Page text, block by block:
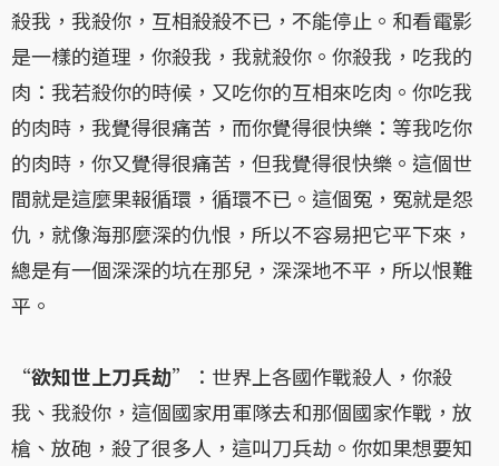
殺我，我殺你，互相殺殺不已，不能停止。和看電影
是一樣的道理，你殺我，我就殺你。你殺我，吃我的
肉：我若殺你的時候，又吃你的互相來吃肉。你吃我
的肉時，我覺得很痛苦，而你覺得很快樂：等我吃你
的肉時，你又覺得很痛苦，但我覺得很快樂。這個世
間就是這麼果報循環，循環不已。這個冤，冤就是怨
仇，就像海那麼深的仇恨，所以不容易把它平下來，
總是有一個深深的坑在那兒，深深地不平，所以恨難
平。
“欲知世上刀兵劫”：世界上各國作戰殺人，你殺
我、我殺你，這個國家用軍隊去和那個國家作戰，放
槍、放砲，殺了很多人，這叫刀兵劫。你如果想要知